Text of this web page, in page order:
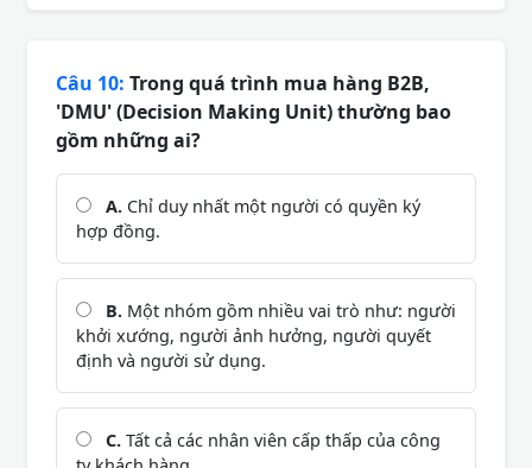
Câu 10: Trong quá trình mua hàng B2B,
'DMU' (Decision Making Unit) thường bao
gồm những ai?
A. Chỉ duy nhất một người có quyền ký
hợp đồng.
B. Một nhóm gồm nhiều vai trò như: người
khởi xướng, người ảnh hưởng, người quyết
định và người sử dụng.
C. Tất cả các nhân viên cấp thấp của công